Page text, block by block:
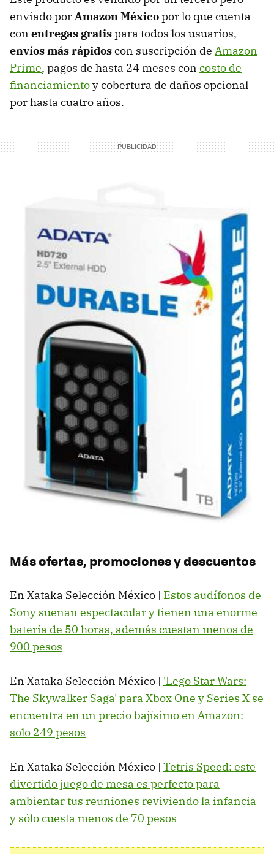
enviado porAmazon Méxicopor lo que cuenta
con entregas gratispara todos los usuarios,
envíos más rápidoscon suscripción de Amazon
Prime, pagos de hasta 24 meses con costo de
financiamientoy cobertura de daños opcional
por hasta cuatro años.
Más ofertas, promociones y descuentos
En Xataka Selección México | Estos audífonos de
Sony suenan espectacular y tienen una enorme
batería de 50 horas, además cuestan menos de
900 pesos
En Xataka Selección México | 'Lego Star Wars:
The Skywalker Saga' para Xbox One y Series X se
encuentra en un precio bajísimo en Amazon:
solo 249 pesos
En Xataka Selección México | Tetris Speed: este
divertido juego de mesa es perfecto para
ambientar tus reuniones reviviendo la infancia
y sólo cuesta menos de 70 pesos